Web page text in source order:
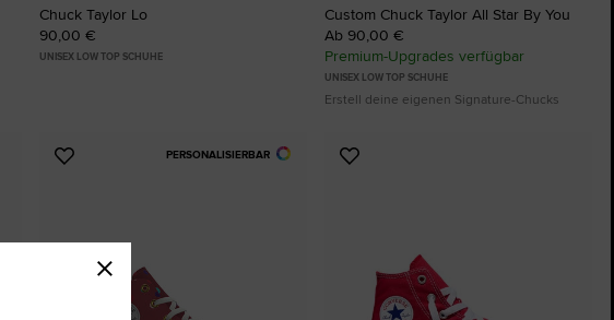
Chuck Taylor Lo
90,00 €
UNISEX LOW TOP SCHUHE
Custom Chuck Taylor All Star By You
Ab 90,00 €
Premium-Upgrades verfügbar
UNISEX LOW TOP SCHUHE
Erstell deine eigenen Signature-Chucks
PERSONALISIERBAR
Zu
Zu